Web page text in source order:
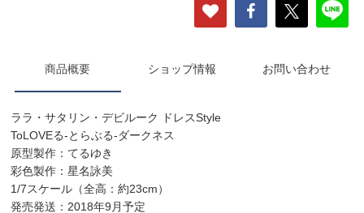
商品概要 ショップ情報 お問い合わせ
ララ・サタリン・デビルーク ドレスStyle
ToLOVEる-とらぶる-ダークネス
原型製作：てるゆき
彩色製作：星名詠美
1/7スケール（全高：約23cm）
発売発送：2018年9月予定